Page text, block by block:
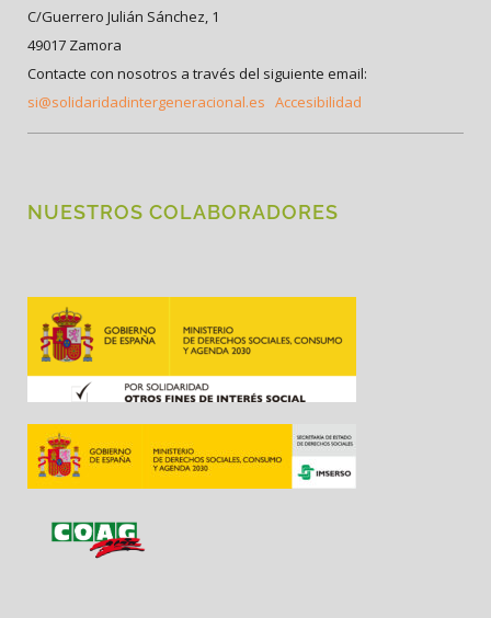
C/Guerrero Julián Sánchez, 1
49017 Zamora
Contacte con nosotros a través del siguiente email:
si@solidaridadintergeneracional.es Accesibilidad
NUESTROS COLABORADORES